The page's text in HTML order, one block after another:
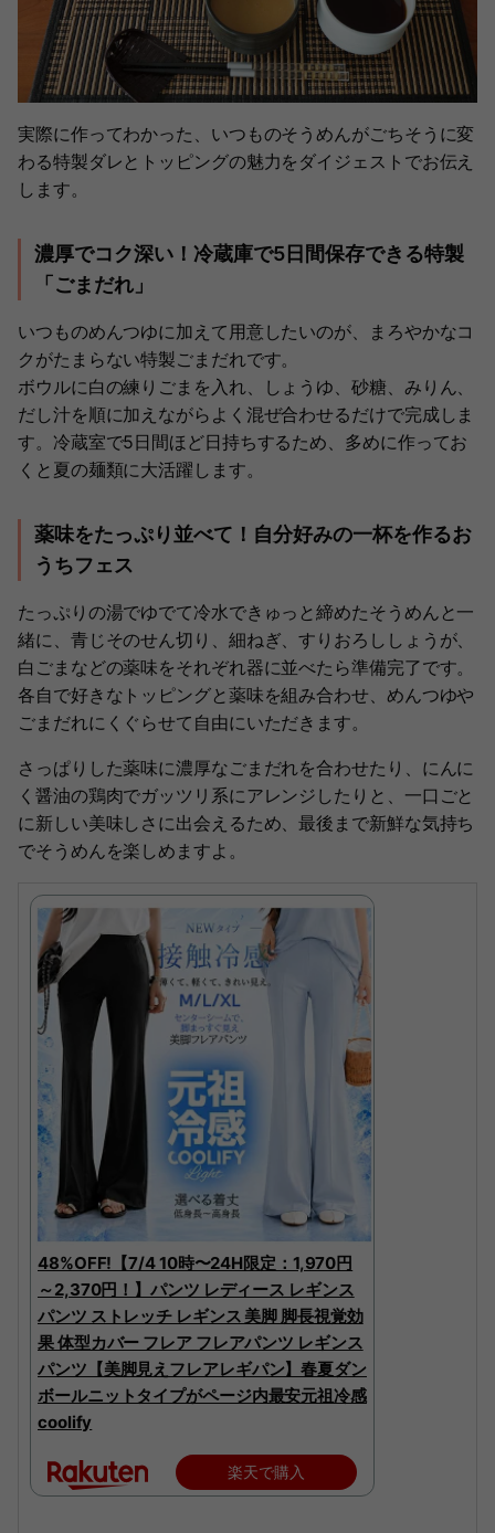
実際に作ってわかった、いつものそうめんがごちそうに変
わる特製ダレとトッピングの魅力をダイジェストでお伝え
します。
濃厚でコク深い！冷蔵庫で5日間保存できる特製
「ごまだれ」
いつものめんつゆに加えて用意したいのが、まろやかなコ
クがたまらない特製ごまだれです。
ボウルに白の練りごまを入れ、しょうゆ、砂糖、みりん、
だし汁を順に加えながらよく混ぜ合わせるだけで完成しま
す。冷蔵室で5日間ほど日持ちするため、多めに作ってお
くと夏の麺類に大活躍します。
薬味をたっぷり並べて！自分好みの一杯を作るお
うちフェス
たっぷりの湯でゆでて冷水できゅっと締めたそうめんと一
緒に、青じそのせん切り、細ねぎ、すりおろししょうが、
白ごまなどの薬味をそれぞれ器に並べたら準備完了です。
各自で好きなトッピングと薬味を組み合わせ、めんつゆや
ごまだれにくぐらせて自由にいただきます。
さっぱりした薬味に濃厚なごまだれを合わせたり、にんに
く醤油の鶏肉でガッツリ系にアレンジしたりと、一口ごと
に新しい美味しさに出会えるため、最後まで新鮮な気持ち
でそうめんを楽しめますよ。
48%OFF!【7/4 10時〜24H限定：1,970円
～2,370円！】パンツ レディース レギンス
パンツ ストレッチ レギンス 美脚 脚長視覚効
果 体型カバー フレア フレアパンツ レギンス
パンツ【美脚見えフレアレギパン】春夏ダン
ボールニットタイプがページ内最安元祖冷感
coolify
楽天で購入